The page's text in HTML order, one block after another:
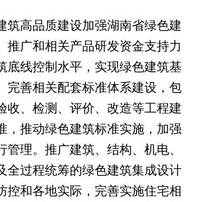
筑高品质建设加强湖南省绿色建
推广和相关产品研发资金支持力
底线控制水平，实现绿色建筑基
完善相关配套标准体系建设，包
收、检测、评价、改造等工程建
，推动绿色建筑标准实施，加强
管理。推广建筑、结构、机电、
全过程统筹的绿色建筑集成设计
控和各地实际，完善实施住宅相